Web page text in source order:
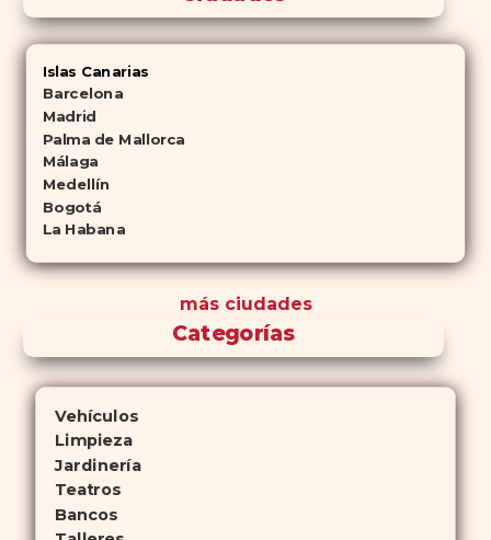
Islas Canarias
Barcelona
Madrid
Palma de Mallorca
Málaga
Medellín
Bogotá
La Habana
más ciudades
Categorías
Vehículos
Limpieza
Jardinería
Teatros
Bancos